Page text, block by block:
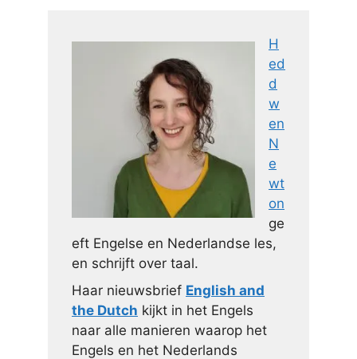
H
ed
d
w
en
N
e
wt
on
ge
eft Engelse en Nederlandse les,
en schrijft over taal.
Haar nieuwsbrief English and
the Dutch kijkt in het Engels
naar alle manieren waarop het
Engels en het Nederlands